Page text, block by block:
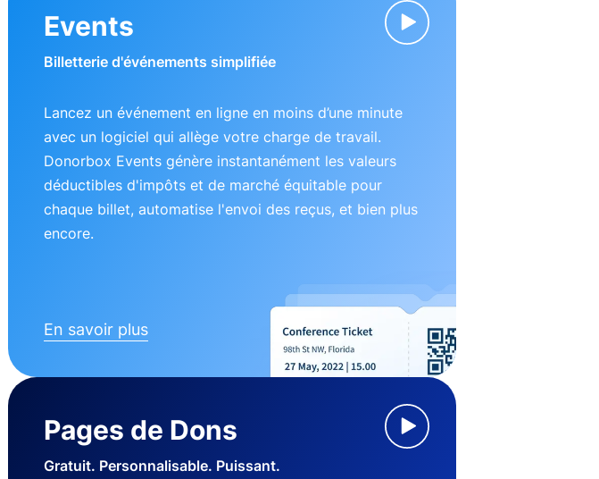
Events
Billetterie d'événements simplifiée
Lancez un événement en ligne en moins d’une minute
avec un logiciel qui allège votre charge de travail.
Donorbox Events génère instantanément les valeurs
déductibles d'impôts et de marché équitable pour
chaque billet, automatise l'envoi des reçus, et bien plus
encore.
En savoir plus
Pages de Dons
Gratuit. Personnalisable. Puissant.